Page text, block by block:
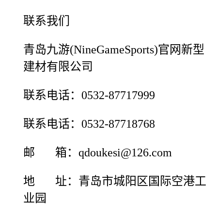
联系我们
青岛九游(NineGameSports)官网新型
建材有限公司
联系电话：0532-87717999
联系电话：0532-87718768
邮 箱：qdoukesi@126.com
地 址：青岛市城阳区国际空港工
业园